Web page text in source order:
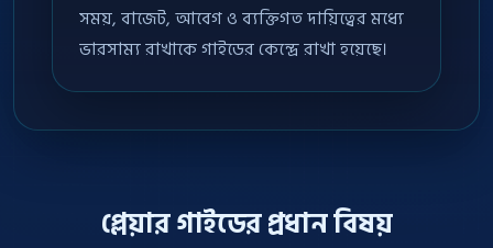
সময়, বাজেট, আবেগ ও ব্যক্তিগত দায়িত্বের মধ্যে
ভারসাম্য রাখাকে গাইডের কেন্দ্রে রাখা হয়েছে।
প্লেয়ার গাইডের প্রধান বিষয়